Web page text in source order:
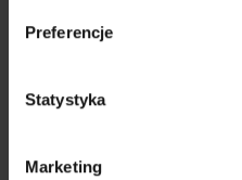
Preferencje
Statystyka
Marketing
Torebka komunijna A12